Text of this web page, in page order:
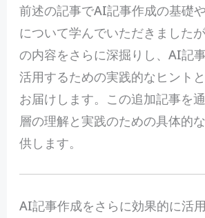
前述の記事でAI記事作成の基礎
について学んでいただきました
の内容をさらに深掘りし、AI記
活用するための実践的なヒント
お届けします。この追加記事を
層の理解と実践のための具体的
供します。
AI記事作成をさらに効果的に活